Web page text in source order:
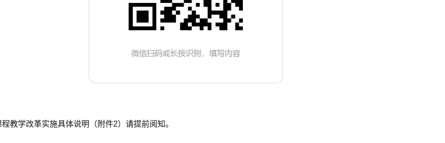
程教学改革实施具体说明（附件2）请提前阅知。